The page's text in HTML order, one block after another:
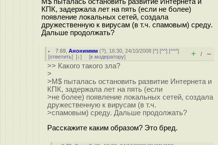
КПК, задержала лет на пять (если не более)
появление локальных сетей, создала
дружественную к вирусам (в т.ч. спамовым) среду.
Дальше продолжать?
7.69 ,Анониммм (?), 16:30, 24/10/2008 [^] [^^] [^^^]
[ответить] [↓] [к модератору] + / –
>> Какого такого зла?
>
>M$ пыталась остановить развитие Интернета и
КПК, задержала лет на пять (если
>не более) появление локальных сетей, создала
дружественную к вирусам (в т.ч.
>спамовым) среду. Дальше продолжать?
Расскажите каким образом? Это бред.